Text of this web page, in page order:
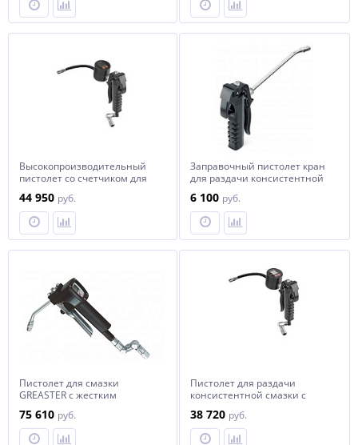
Высокопроизводительный
пистолет со счетчиком для
44 950 руб.
Заправочный пистолет кран
для раздачи консистентной
6 100 руб.
Пистолет для смазки
GREASTER с жестким
75 610 руб.
Пистолет для раздачи
консистентной смазки с
38 720 руб.